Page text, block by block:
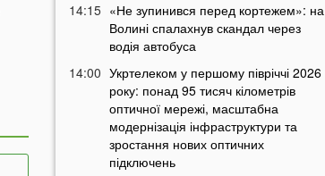
14:15 «Не зупинився перед кортежем»: на
Волині спалахнув скандал через
водія автобуса
14:00 Укртелеком у першому півріччі 2026
року: понад 95 тисяч кілометрів
оптичної мережі, масштабна
модернізація інфраструктури та
зростання нових оптичних
підключень